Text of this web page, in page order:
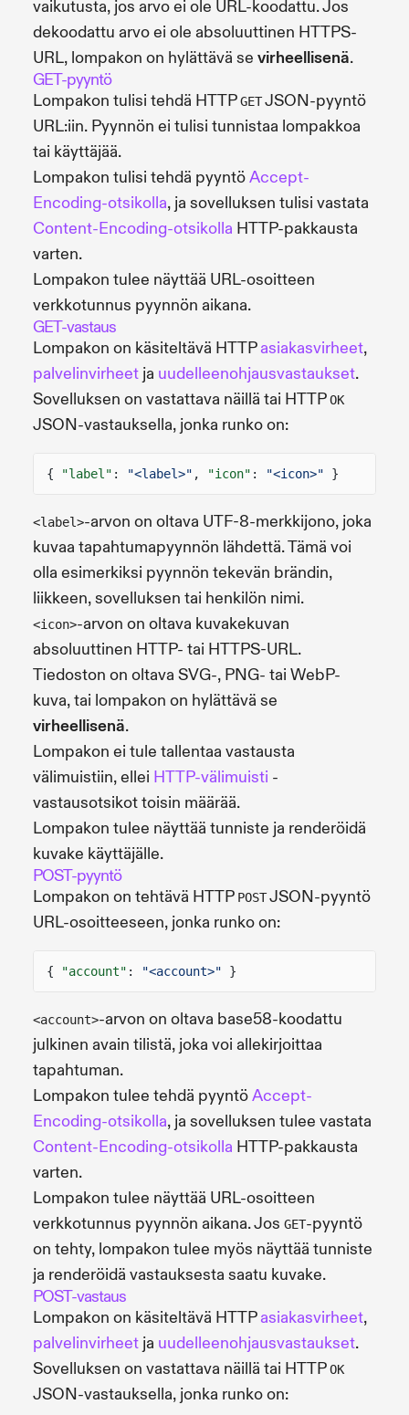
vaikutusta, jos arvo ei ole URL-koodattu. Jos
dekoodattu arvo ei ole absoluuttinen HTTPS-
URL, lompakon on hylättävä se virheellisenä.
GET-pyyntö
Lompakon tulisi tehdä HTTPGETJSON-pyyntö
URL:iin. Pyynnön ei tulisi tunnistaa lompakkoa
tai käyttäjää.
Lompakon tulisi tehdä pyyntöAccept-
Encoding-otsikolla, ja sovelluksen tulisi vastata
Content-Encoding-otsikolla HTTP-pakkausta
varten.
Lompakon tulee näyttää URL-osoitteen
verkkotunnus pyynnön aikana.
GET-vastaus
Lompakon on käsiteltävä HTTPasiakasvirheet,
palvelinvirheet ja uudelleenohjausvastaukset.
Sovelluksen on vastattava näillä tai HTTPOK
JSON-vastauksella, jonka runko on:
{ "label" : "<label>" , "icon" : "<icon>" }
<label>-arvon on oltava UTF-8-merkkijono, joka
kuvaa tapahtumapyynnön lähdettä. Tämä voi
olla esimerkiksi pyynnön tekevän brändin,
liikkeen, sovelluksen tai henkilön nimi.
<icon>-arvon on oltava kuvakekuvan
absoluuttinen HTTP- tai HTTPS-URL.
Tiedoston on oltava SVG-, PNG- tai WebP-
kuva, tai lompakon on hylättävä se
virheellisenä.
Lompakon ei tule tallentaa vastausta
välimuistiin, ellei HTTP-välimuisti -
vastausotsikot toisin määrää.
Lompakon tulee näyttää tunniste ja renderöidä
kuvake käyttäjälle.
POST-pyyntö
Lompakon on tehtävä HTTP POSTJSON-pyyntö
URL-osoitteeseen, jonka runko on:
{ "account" : "<account>" }
<account>-arvon on oltava base58-koodattu
julkinen avain tilistä, joka voi allekirjoittaa
tapahtuman.
Lompakon tulee tehdä pyyntöAccept-
Encoding-otsikolla, ja sovelluksen tulee vastata
Content-Encoding-otsikolla HTTP-pakkausta
varten.
Lompakon tulee näyttää URL-osoitteen
verkkotunnus pyynnön aikana. Jos GET-pyyntö
on tehty, lompakon tulee myös näyttää tunniste
ja renderöidä vastauksesta saatu kuvake.
POST-vastaus
Lompakon on käsiteltävä HTTPasiakasvirheet,
palvelinvirheet ja uudelleenohjausvastaukset.
Sovelluksen on vastattava näillä tai HTTPOK
JSON-vastauksella, jonka runko on: